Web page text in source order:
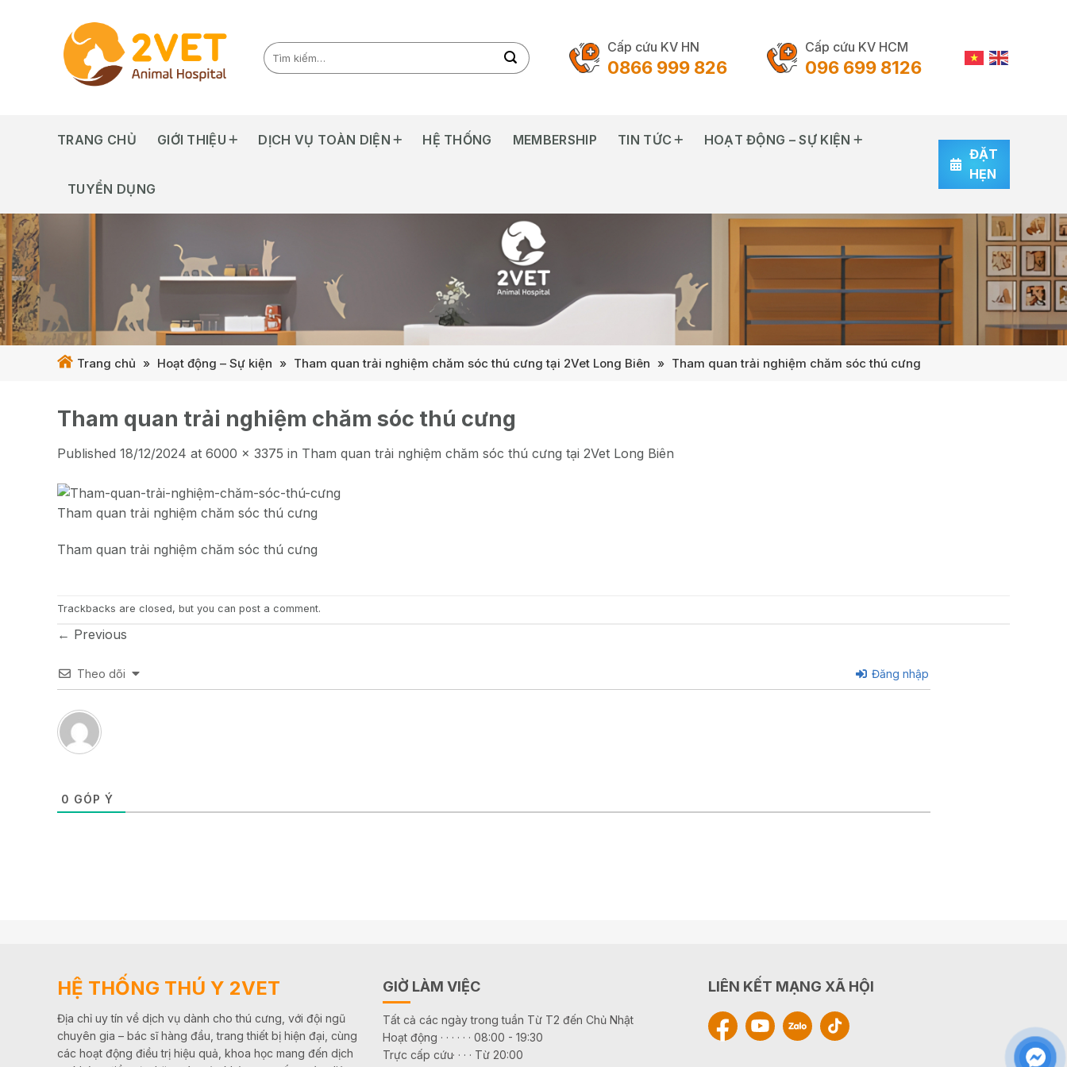
Cấp cứu KV HN
0866 999 826
Cấp cứu KV HCM
096 699 8126
TRANG CHỦ GIỚI THIỆU DỊCH VỤ TOÀN DIỆN HỆ THỐNG MEMBERSHIP TIN TỨC HOẠT ĐỘNG – SỰ KIỆN
TUYỂN DỤNG
ĐẶT
HẸN
Trang chủ » Hoạt động – Sự kiện » Tham quan trải nghiệm chăm sóc thú cưng tại 2Vet Long Biên » Tham quan trải nghiệm chăm sóc thú cưng
Tham quan trải nghiệm chăm sóc thú cưng
Published 18/12/2024 at 6000 × 3375 in Tham quan trải nghiệm chăm sóc thú cưng tại 2Vet Long Biên
Tham quan trải nghiệm chăm sóc thú cưng
Tham quan trải nghiệm chăm sóc thú cưng
Trackbacks are closed, but you can post a comment.
← Previous
Theo dõi Đăng nhập
0 GÓP Ý
HỆ THỐNG THÚ Y 2VET
Địa chỉ uy tín về dịch vụ dành cho thú cưng, với đội ngũ
chuyên gia – bác sĩ hàng đầu, trang thiết bị hiện đại, cùng
các hoạt động điều trị hiệu quả, khoa học mang đến dịch
GIỜ LÀM VIỆC
Tất cả các ngày trong tuần Từ T2 đến Chủ Nhật
Hoạt động · · · · · · 08:00 - 19:30
Trực cấp cứu· · · · Từ 20:00
LIÊN KẾT MẠNG XÃ HỘI